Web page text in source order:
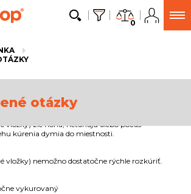
0
otázky
vložky) zle horia, neťahajú alebo počas
kúrenia dymia do miestnosti.
vložky) nemožno dostatočne rýchle rozkúriť.
vykurovaný